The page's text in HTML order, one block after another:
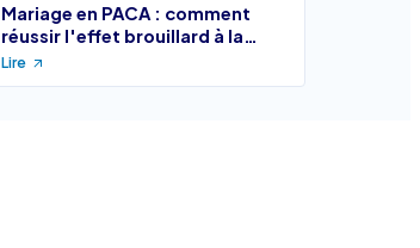
Mariage en PACA : comment
réussir l'effet brouillard à la
première danse
Lire